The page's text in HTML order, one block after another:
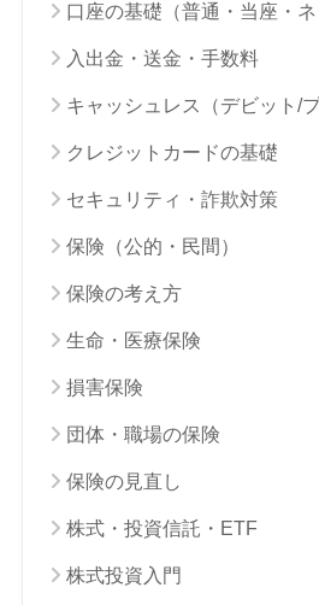
口座の基礎（普通・当座・ネ
入出金・送金・手数料
キャッシュレス（デビット/
クレジットカードの基礎
セキュリティ・詐欺対策
保険（公的・民間）
保険の考え方
生命・医療保険
損害保険
団体・職場の保険
保険の見直し
株式・投資信託・ETF
株式投資入門